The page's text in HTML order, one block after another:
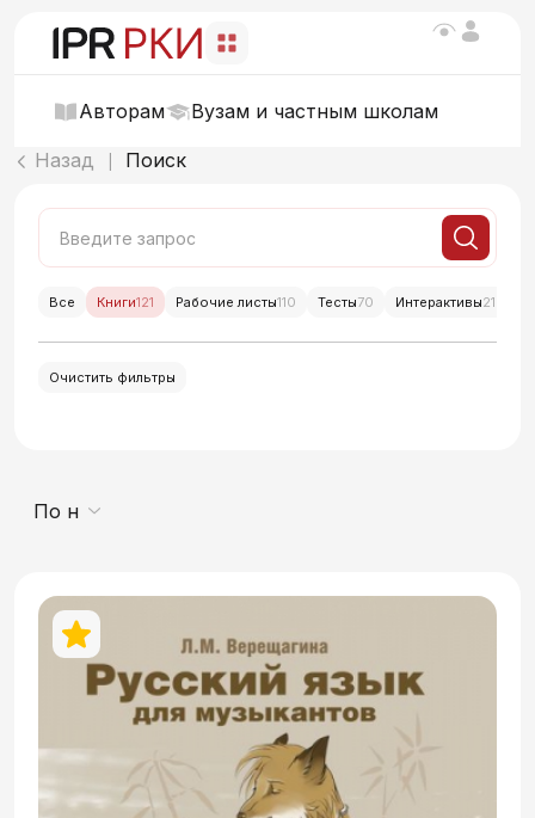
Авторам Вузам и частным школам
Назад Поиск
Все Книги121 Рабочие листы110 Тесты70 Интерактивы214
Очистить фильтры
По новизне